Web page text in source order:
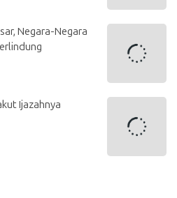
Negara-Negara
Ijazahnya